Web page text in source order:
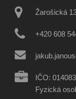
Žarošická
+420 608
IČO:
Fyzická